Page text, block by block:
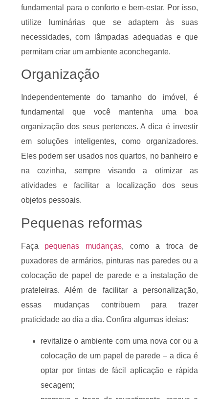
fundamental para o conforto e bem-estar. Por isso,
utilize luminárias que se adaptem às suas
necessidades, com lâmpadas adequadas e que
permitam criar um ambiente aconchegante.
Organização
Independentemente do tamanho do imóvel, é
fundamental que você mantenha uma boa
organização dos seus pertences. A dica é investir
em soluções inteligentes, como organizadores.
Eles podem ser usados nos quartos, no banheiro e
na cozinha, sempre visando a otimizar as
atividades e facilitar a localização dos seus
objetos pessoais.
Pequenas reformas
Faça pequenas mudanças, como a troca de
puxadores de armários, pinturas nas paredes ou a
colocação de papel de parede e a instalação de
prateleiras. Além de facilitar a personalização,
essas mudanças contribuem para trazer
praticidade ao dia a dia. Confira algumas ideias:
revitalize o ambiente com uma nova cor ou a
colocação de um papel de parede – a dica é
optar por tintas de fácil aplicação e rápida
secagem;